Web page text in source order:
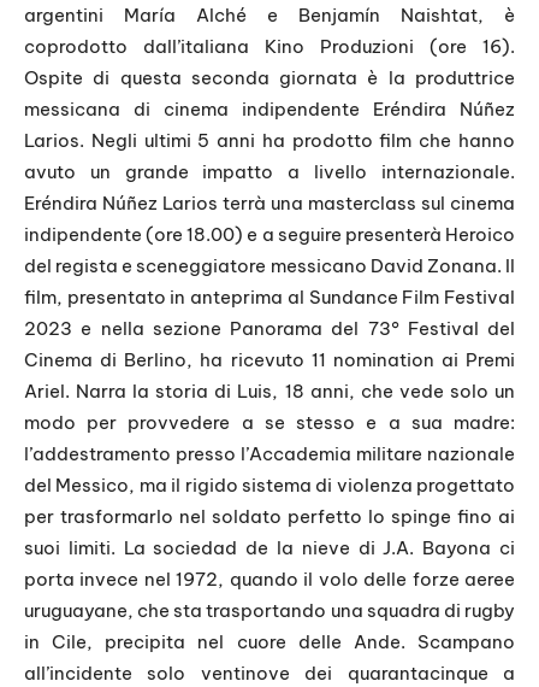
argentini María Alché e Benjamín Naishtat, è
coprodotto dall’italiana Kino Produzioni (ore 16).
Ospite di questa seconda giornata è la produttrice
messicana di cinema indipendente Eréndira Núñez
Larios. Negli ultimi 5 anni ha prodotto film che hanno
avuto un grande impatto a livello internazionale.
Eréndira Núñez Larios terrà una masterclass sul cinema
indipendente (ore 18.00) e a seguire presenterà Heroico
del regista e sceneggiatore messicano David Zonana. Il
film, presentato in anteprima al Sundance Film Festival
2023 e nella sezione Panorama del 73° Festival del
Cinema di Berlino, ha ricevuto 11 nomination ai Premi
Ariel. Narra la storia di Luis, 18 anni, che vede solo un
modo per provvedere a se stesso e a sua madre:
l’addestramento presso l’Accademia militare nazionale
del Messico, ma il rigido sistema di violenza progettato
per trasformarlo nel soldato perfetto lo spinge fino ai
suoi limiti. La sociedad de la nieve di J.A. Bayona ci
porta invece nel 1972, quando il volo delle forze aeree
uruguayane, che sta trasportando una squadra di rugby
in Cile, precipita nel cuore delle Ande. Scampano
all’incidente solo ventinove dei quarantacinque a